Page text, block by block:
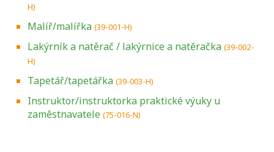
H)
Malíř/malířka (39-001-H)
Lakýrník a natěrač / lakýrnice a natěračka (39-002-
H)
Tapetář/tapetářka (39-003-H)
Instruktor/instruktorka praktické výuky u
zaměstnavatele (75-016-N)
Projděte si seznam profesních kvalifikací.